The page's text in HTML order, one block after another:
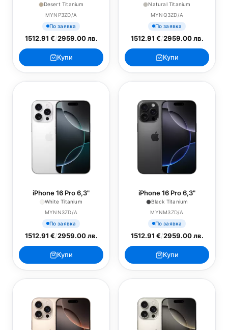
Desert Titanium
MYNP3ZD/A
По заявка
1512.91 €/2959.00 лв.
Купи
Natural Titanium
MYNQ3ZD/A
По заявка
1512.91 €/2959.00 лв.
Купи
iPhone 16 Pro 6,3"
White Titanium
MYNN3ZD/A
По заявка
1512.91 €/2959.00 лв.
Купи
iPhone 16 Pro 6,3"
Black Titanium
MYNM3ZD/A
По заявка
1512.91 €/2959.00 лв.
Купи